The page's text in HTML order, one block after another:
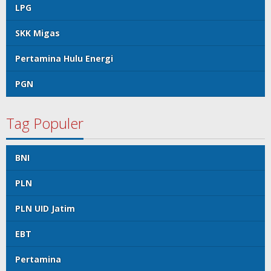
LPG
SKK Migas
Pertamina Hulu Energi
PGN
Tag Populer
BNI
PLN
PLN UID Jatim
EBT
Pertamina